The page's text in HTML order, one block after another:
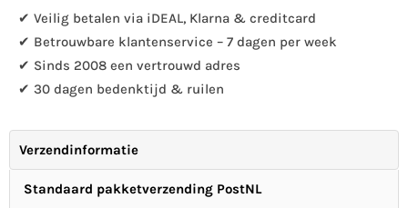
✔ Veilig betalen via iDEAL, Klarna & creditcard
✔ Betrouwbare klantenservice – 7 dagen per week
✔ Sinds 2008 een vertrouwd adres
✔ 30 dagen bedenktijd & ruilen
Verzendinformatie
Standaard pakketverzending PostNL